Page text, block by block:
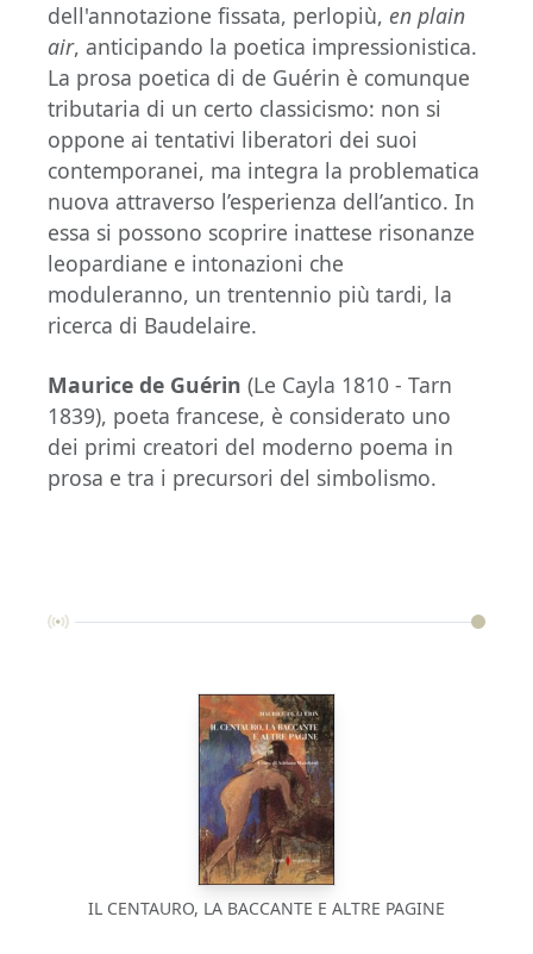
dell'annotazione fissata, perlopiù, en plain
air, anticipando la poetica impressionistica.
La prosa poetica di de Guérin è comunque
tributaria di un certo classicismo: non si
oppone ai tentativi liberatori dei suoi
contemporanei, ma integra la problematica
nuova attraverso l’esperienza dell’antico. In
essa si possono scoprire inattese risonanze
leopardiane e intonazioni che
moduleranno, un trentennio più tardi, la
ricerca di Baudelaire.
Maurice de Guérin (Le Cayla 1810 - Tarn
1839), poeta francese, è considerato uno
dei primi creatori del moderno poema in
prosa e tra i precursori del simbolismo.
IL CENTAURO, LA BACCANTE E ALTRE PAGINE